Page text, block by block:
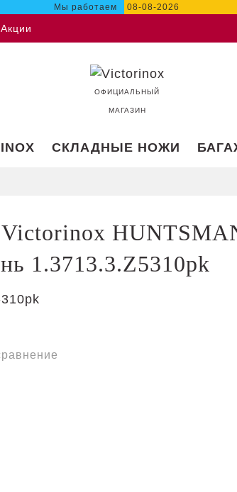
Мы работаем 08-08-2026
Акции
ОФИЦИАЛЬНЫЙ
МАГАЗИН
СКЛАДНЫЕ НОЖИ
1.3713.3.Z5310pk